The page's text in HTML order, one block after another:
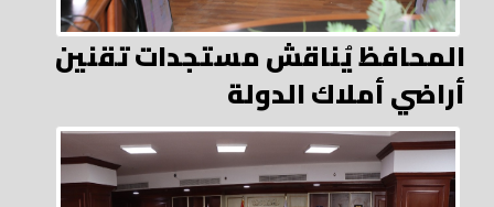
المحافظ يُناقش مستجدات تقنين
أراضي أملاك الدولة